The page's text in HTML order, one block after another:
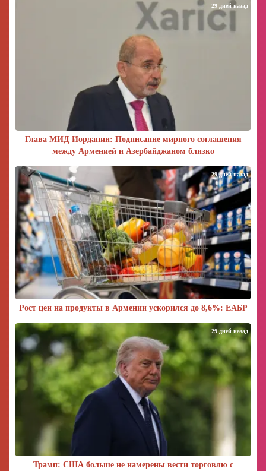
Глава МИД Иордании: Подписание мирного соглашения
между Арменией и Азербайджаном близко
29 дней назад
Рост цен на продукты в Армении ускорился до 8,6%: ЕАБР
29 дней назад
Трамп: США больше не намерены вести торговлю с
29 дней назад